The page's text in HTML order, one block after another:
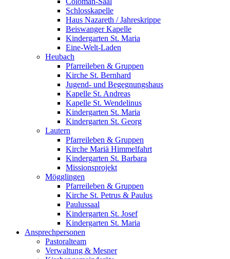
Schlosskapelle
Haus Nazareth / Jahreskrippe
Beiswanger Kapelle
Kindergarten St. Maria
Eine-Welt-Laden
Heubach
Pfarreileben & Gruppen
Kirche St. Bernhard
Jugend- und Begegnungshaus
Kapelle St. Andreas
Kapelle St. Wendelinus
Kindergarten St. Maria
Kindergarten St. Georg
Lautern
Pfarreileben & Gruppen
Kirche Mariä Himmelfahrt
Kindergarten St. Barbara
Missionsprojekt
Mögglingen
Pfarreileben & Gruppen
Kirche St. Petrus & Paulus
Paulussaal
Kindergarten St. Josef
Kindergarten St. Maria
Ansprechpersonen
Pastoralteam
Verwaltung & Mesner